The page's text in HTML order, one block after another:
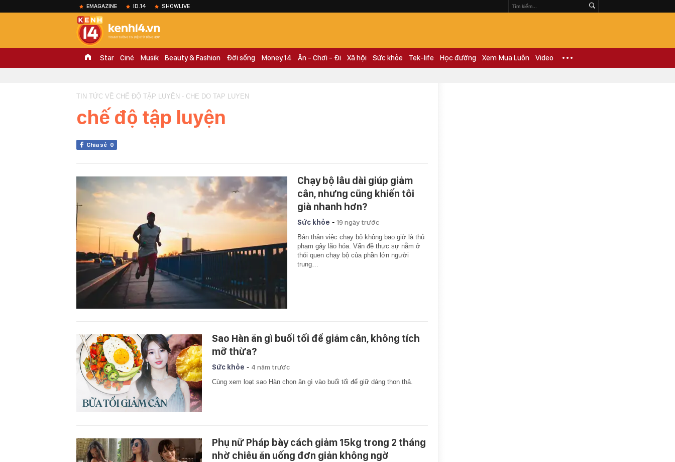
EMAGAZINE ID.14 SHOWLIVE
Star Ciné Musik Beauty & Fashion Đời sống Money.14 Ăn - Chơi - Đi Xã hội Sức khỏe Tek-life Học đường Xem Mua Luôn Video
TIN TỨC VỀ CHẾ ĐỘ TẬP LUYỆN - CHE DO TAP LUYEN
chế độ tập luyện
Chia sẻ 0
Chạy bộ lâu dài giúp giảm
cân, nhưng cũng khiến tôi
già nhanh hơn?
Sức khỏe - 19 ngày trước
Bản thân việc chạy bộ không bao giờ là thủ
phạm gây lão hóa. Vấn đề thực sự nằm ở
thói quen chạy bộ của phần lớn người
trung…
Sao Hàn ăn gì buổi tối để giảm cân, không tích
mỡ thừa?
Sức khỏe - 4 năm trước
Cùng xem loạt sao Hàn chọn ăn gì vào buổi tối để giữ dáng thon thả.
Phụ nữ Pháp bày cách giảm 15kg trong 2 tháng
nhờ chiêu ăn uống đơn giản không ngờ